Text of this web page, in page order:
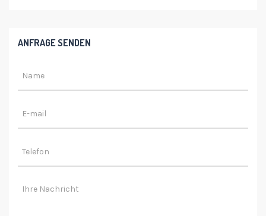
ANFRAGE SENDEN